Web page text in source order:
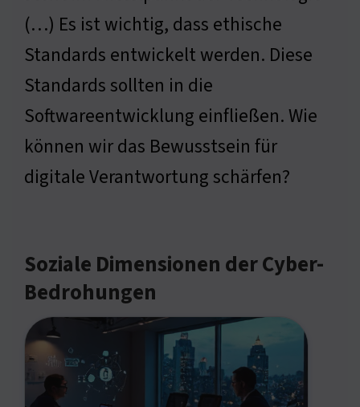
(…) Es ist wichtig, dass ethische
Standards entwickelt werden. Diese
Standards sollten in die
Softwareentwicklung einfließen. Wie
können wir das Bewusstsein für
digitale Verantwortung schärfen?
Soziale Dimensionen der Cyber-
Bedrohungen